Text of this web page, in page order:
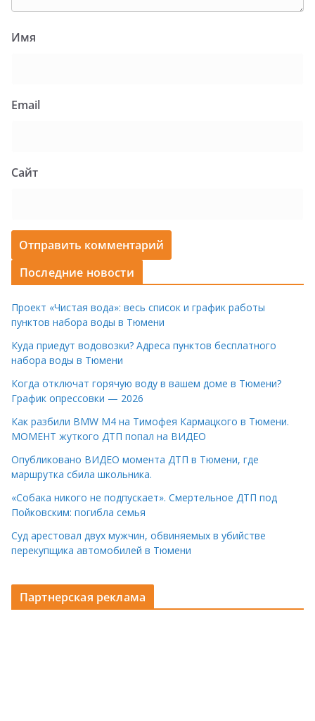
Имя
Email
Сайт
Последние новости
Проект «Чистая вода»: весь список и график работы
пунктов набора воды в Тюмени
Куда приедут водовозки? Адреса пунктов бесплатного
набора воды в Тюмени
Когда отключат горячую воду в вашем доме в Тюмени?
График опрессовки — 2026
Как разбили BMW M4 на Тимофея Кармацкого в Тюмени.
МОМЕНТ жуткого ДТП попал на ВИДЕО
Опубликовано ВИДЕО момента ДТП в Тюмени, где
маршрутка сбила школьника.
«Собака никого не подпускает». Смертельное ДТП под
Пойковским: погибла семья
Суд арестовал двух мужчин, обвиняемых в убийстве
перекупщика автомобилей в Тюмени
Партнерская реклама